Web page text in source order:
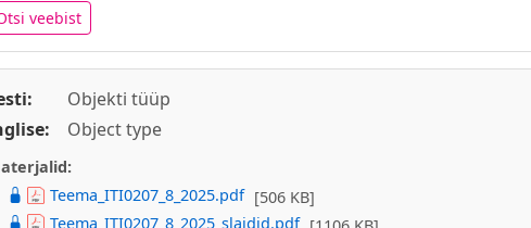
veebist
Objekti tüüp
Object type
Teema_ITI0207_8_2025.pdf [506 KB]
Teema_ITI0207_8_2025_slaidid.pdf